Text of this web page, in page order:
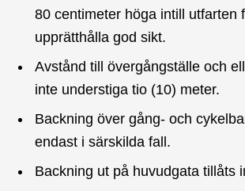
80 centimeter höga intill utfarten
upprätthålla god sikt.
Avstånd till övergångställe och
inte understiga tio (10) meter.
Backning över gång- och
endast i särskilda fall.
Backning ut på huvudgata tillåts